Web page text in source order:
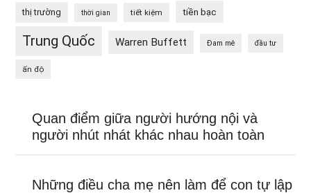
thị trường thời gian tiết kiệm tiền bạc
Trung Quốc Warren Buffett Đam mê đầu tư
ấn độ
Quan điểm giữa người hướng nội và
người nhút nhát khác nhau hoàn toàn
Những điều cha mẹ nên làm để con tự lập